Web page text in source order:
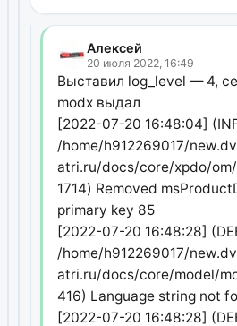
Алексей
20 июля 2022, 16:49
Выставил log_level — 4,
modx выдал
[2022-07-20 16:48:04]
/home/h912269017/
atri.ru/docs/core/xpdo/
1714) Removed
primary key 85
[2022-07-20 16:48:28]
/home/h912269017/
atri.ru/docs/core/model/
416) Language string not
[2022-07-20 16:48:28]